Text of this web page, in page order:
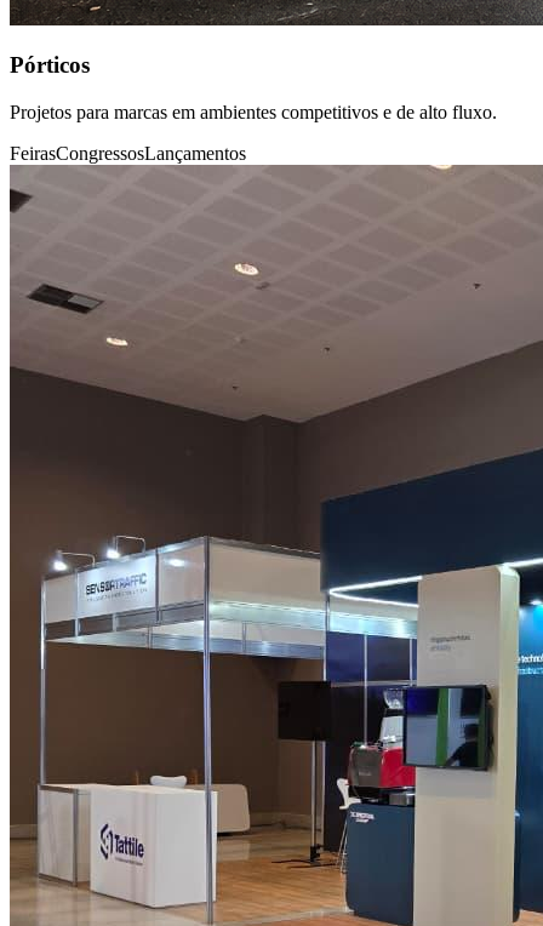
Pórticos
Projetos para marcas em ambientes competitivos e de alto fluxo.
FeirasCongressosLançamentos